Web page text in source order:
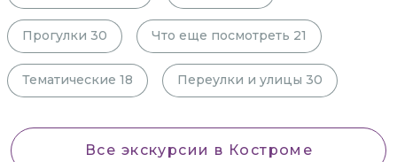
Прогулки 30 Что еще посмотреть 21
Тематические 18 Переулки и улицы 30
Все экскурсии в Костроме